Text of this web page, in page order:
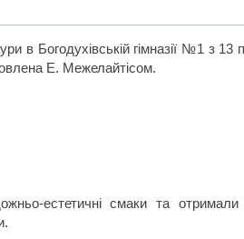
в Богодухівській гімназії №1 з 13
Е. Межелайтісом.
естетичні смаки та отримали